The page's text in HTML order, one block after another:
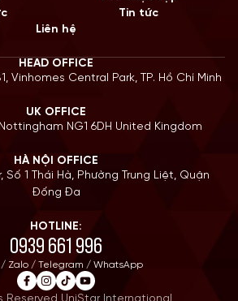
Tin tức
Liên hệ
HEAD OFFICE
Vinhomes Central Park, TP. Hồ Chí Minh
UK OFFICE
NG1 6DH United Kingdom
HÀ NỘI OFFICE
Số 1 Thái Hà, Phường Trung Liệt, Quận
Đống Đa
HOTLINE:
0939 661 996
/ Zalo / Telegram / WhatsApp